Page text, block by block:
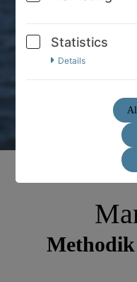
Statistics
Details